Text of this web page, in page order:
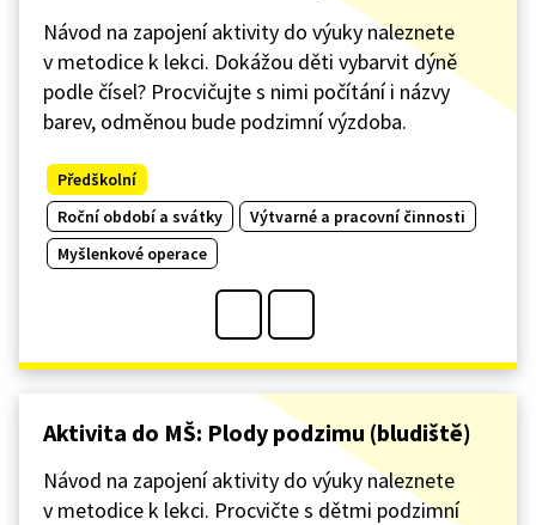
Návod na zapojení aktivity do výuky naleznete
v metodice k lekci. Dokážou děti vybarvit dýně
podle čísel? Procvičujte s nimi počítání i názvy
barev, odměnou bude podzimní výzdoba.
Předškolní
Roční období a svátky
Výtvarné a pracovní činnosti
Myšlenkové operace
Aktivita do MŠ: Plody podzimu (bludiště)
Návod na zapojení aktivity do výuky naleznete
v metodice k lekci. Procvičte s dětmi podzimní